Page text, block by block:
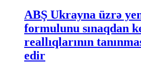
ABŞ Ukrayna üzrə
formulunu sınaqdan
reallıqlarının
edir